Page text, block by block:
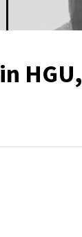
HGU,